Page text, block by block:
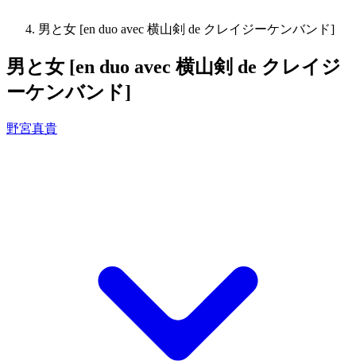
男と女 [en duo avec 横山剣 de クレイジーケンバンド]
男と女 [en duo avec 横山剣 de クレイジ
ーケンバンド]
野宮真貴